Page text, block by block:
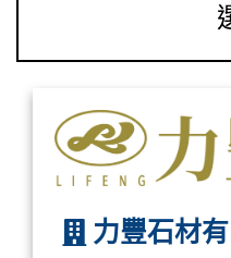
力豐石材